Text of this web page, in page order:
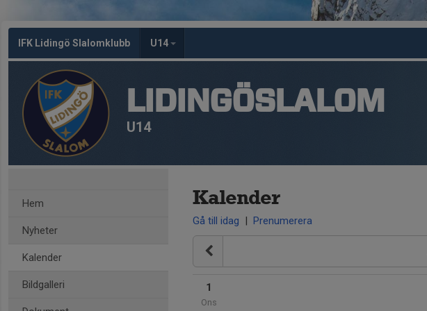
IFK Lidingö Slalomklubb U14
LIDINGÖSLALOM
U14
Hem
Nyheter
Kalender
Bildgalleri
Kalender
Gå till idag | Prenumerera
1
Ons